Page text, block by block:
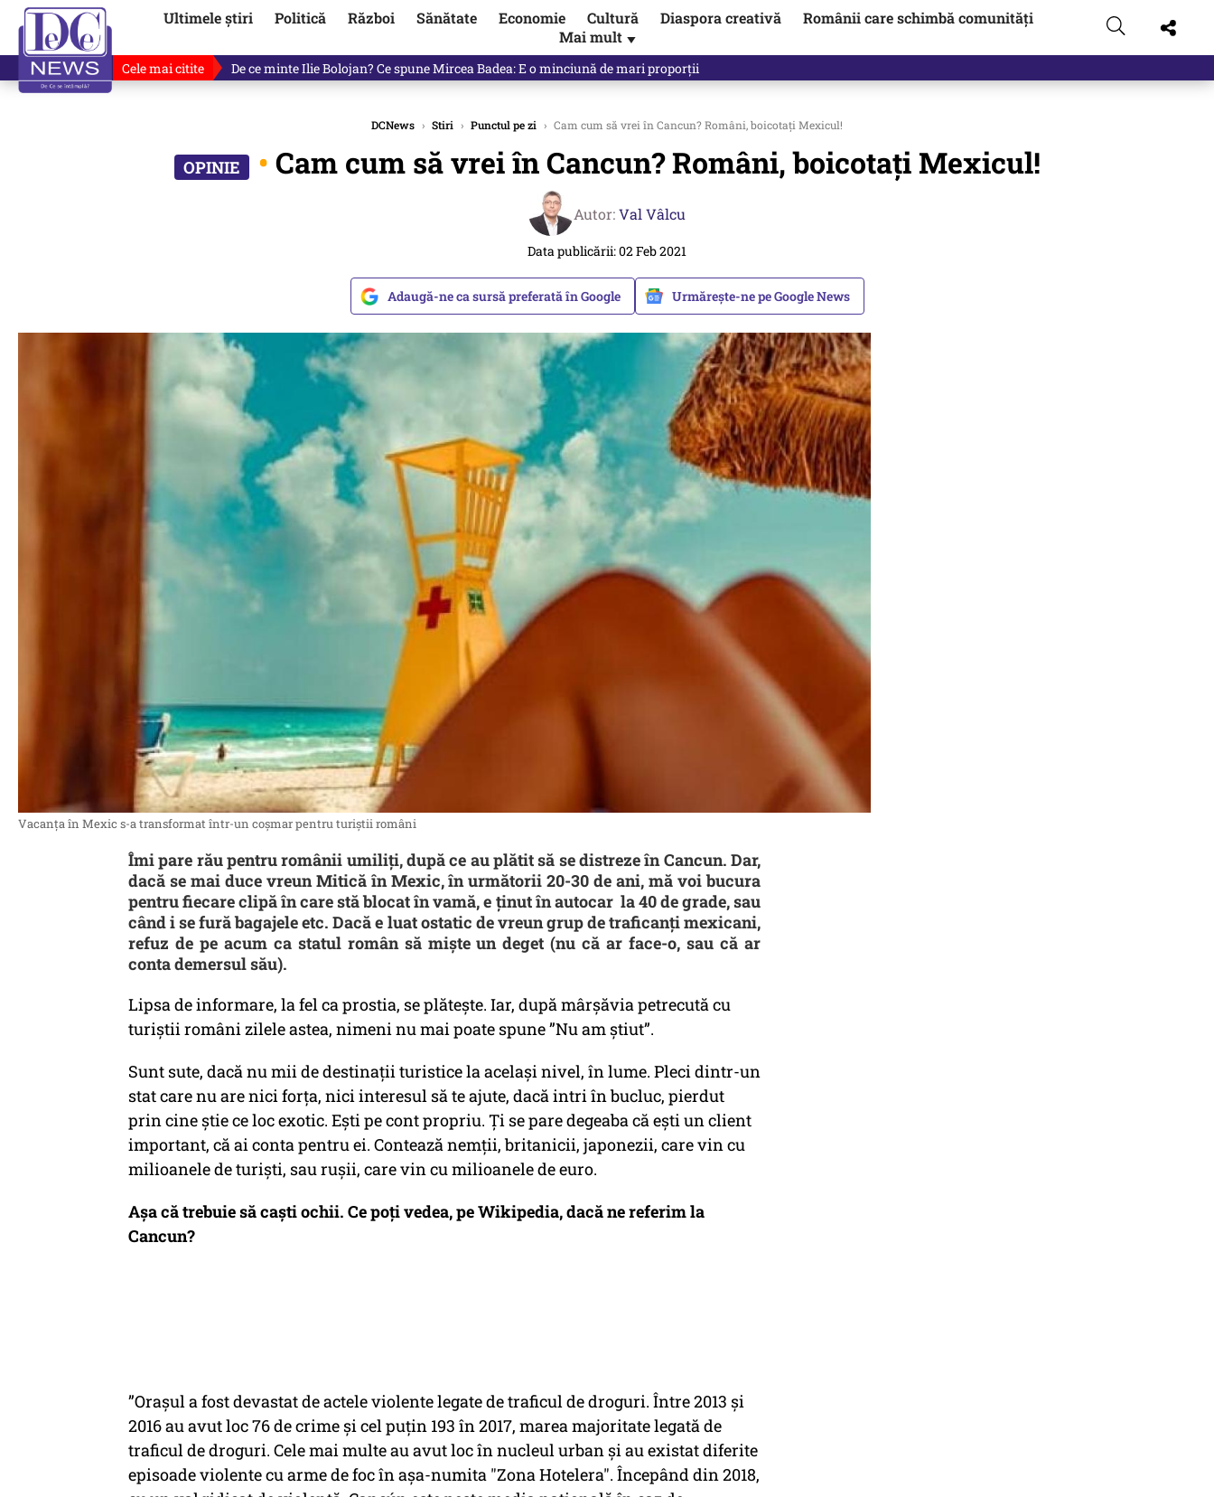
Ultimele știri Politică Război Sănătate Economie Cultură Diaspora creativă
Românii care schimbă comunități
Mai mult ▼
Cele mai citite De ce minte Ilie Bolojan? Ce spune Mircea Badea: E o minciună de mari proporții
DCNews › Stiri › Punctul pe zi › Cam cum să vrei în Cancun? Români, boicotați Mexicul!
• Cam cum să vrei în Cancun? Români, boicotați Mexicul!
Autor:Val Vâlcu
Data publicării: 02 Feb 2021
Adaugă-ne ca sursă preferată în Google Urmărește-ne pe Google News
Vacanța în Mexic s-a transformat într-un coșmar pentru turiștii români
Îmi pare rău pentru românii umiliți, după ce au plătit să se distreze în Cancun. Dar,
dacă se mai duce vreun Mitică în Mexic, în următorii 20-30 de ani, mă voi bucura
pentru fiecare clipă în care stă blocat în vamă, e ținut în autocar la 40 de grade, sau
când i se fură bagajele etc. Dacă e luat ostatic de vreun grup de traficanți mexicani,
refuz de pe acum ca statul român să miște un deget (nu că ar face-o, sau că ar
conta demersul său).
Lipsa de informare, la fel ca prostia, se plătește. Iar, după mârșăvia petrecută cu
turiștii români zilele astea, nimeni nu mai poate spune ”Nu am știut”.
Sunt sute, dacă nu mii de destinații turistice la același nivel, în lume. Pleci dintr-un
stat care nu are nici forța, nici interesul să te ajute, dacă intri în bucluc, pierdut
prin cine știe ce loc exotic. Ești pe cont propriu. Ți se pare degeaba că ești un client
important, că ai conta pentru ei. Contează nemții, britanicii, japonezii, care vin cu
milioanele de turiști, sau rușii, care vin cu milioanele de euro.
Așa că trebuie să caști ochii. Ce poți vedea, pe Wikipedia, dacă ne referim la
Cancun?
”Orașul a fost devastat de actele violente legate de traficul de droguri. Între 2013 și
2016 au avut loc 76 de crime și cel puțin 193 în 2017, marea majoritate legată de
traficul de droguri. Cele mai multe au avut loc în nucleul urban și au existat diferite
episoade violente cu arme de foc în așa-numita "Zona Hotelera". Începând din 2018,